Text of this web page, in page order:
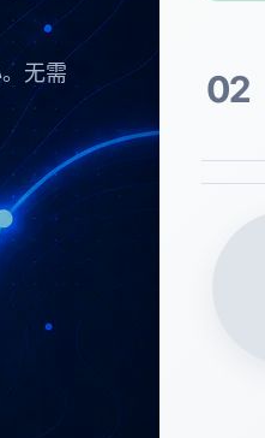
无需
02